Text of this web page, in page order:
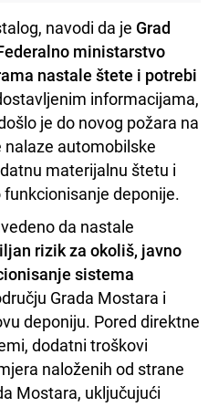
navodi da je Grad
ministarstvo
nastale štete i potrebi
informacijama,
je do novog požara na
automobilske
materijalnu štetu i
deponije.
da nastale
rizik za okoliš, javno
sistema
Grada Mostara i
deponiju. Pored direktne
dodatni troškovi
naloženih od strane
Mostara, uključujući